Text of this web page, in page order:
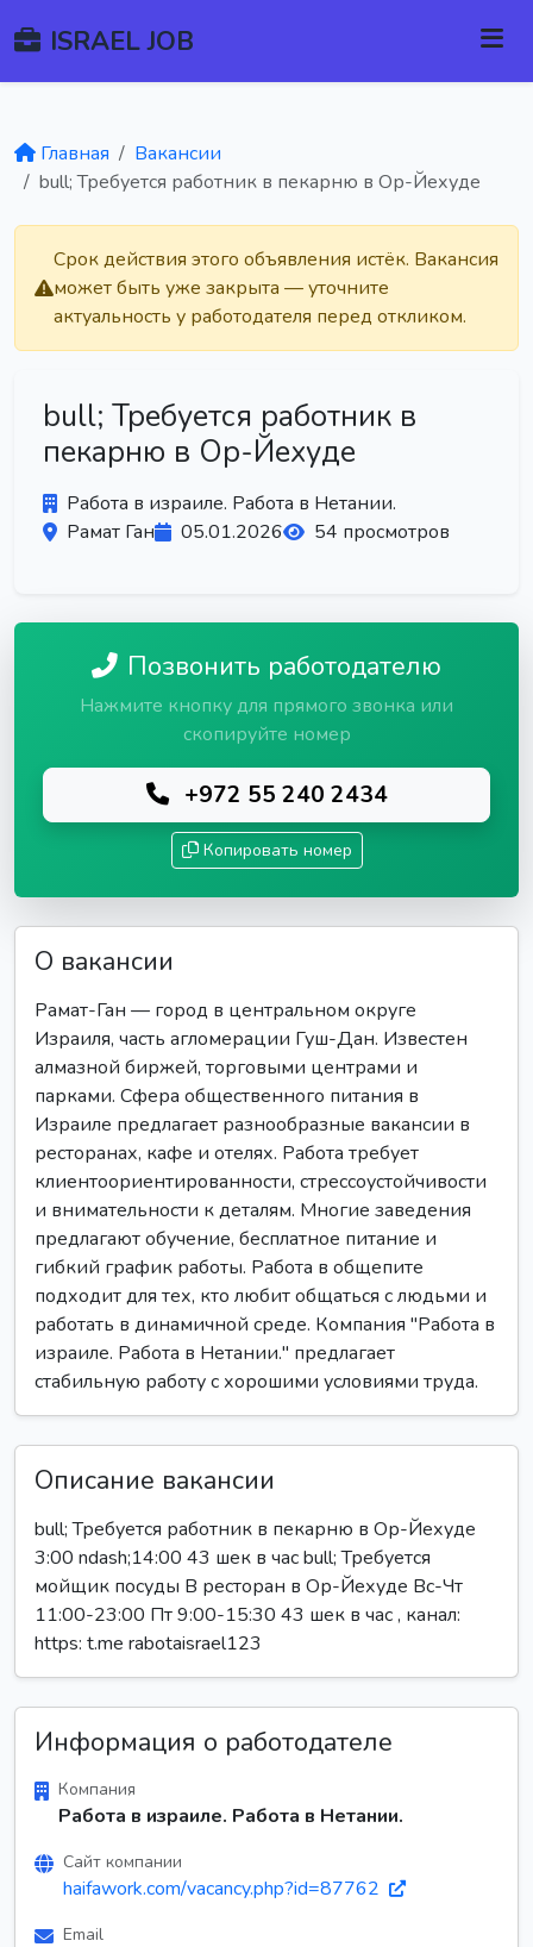
ISRAEL JOB
Главная
Вакансии
bull; Требуется работник в пекарню в Ор-Йехуде
Срок действия этого объявления истёк. Вакансия
может быть уже закрыта — уточните
актуальность у работодателя перед откликом.
bull; Требуется работник в
пекарню в Ор-Йехуде
Работа в израиле. Работа в Нетании.
Рамат Ган
05.01.2026 54 просмотров
Позвонить работодателю
Нажмите кнопку для прямого звонка или
скопируйте номер
+972 55 240 2434
Копировать номер
О вакансии
Рамат-Ган — город в центральном округе
Израиля, часть агломерации Гуш-Дан. Известен
алмазной биржей, торговыми центрами и
парками. Сфера общественного питания в
Израиле предлагает разнообразные вакансии в
ресторанах, кафе и отелях. Работа требует
клиентоориентированности, стрессоустойчивости
и внимательности к деталям. Многие заведения
предлагают обучение, бесплатное питание и
гибкий график работы. Работа в общепите
подходит для тех, кто любит общаться с людьми и
работать в динамичной среде. Компания "Работа в
израиле. Работа в Нетании." предлагает
стабильную работу с хорошими условиями труда.
Описание вакансии
bull; Требуется работник в пекарню в Ор-Йехуде
3:00 ndash;14:00 43 шек в час bull; Требуется
мойщик посуды В ресторан в Ор-Йехуде Вс-Чт
11:00-23:00 Пт 9:00-15:30 43 шек в час , канал:
https: t.me rabotaisrael123
Информация о работодателе
Компания
Работа в израиле. Работа в Нетании.
Сайт компании
haifawork.com/vacancy.php?id=87762
Email